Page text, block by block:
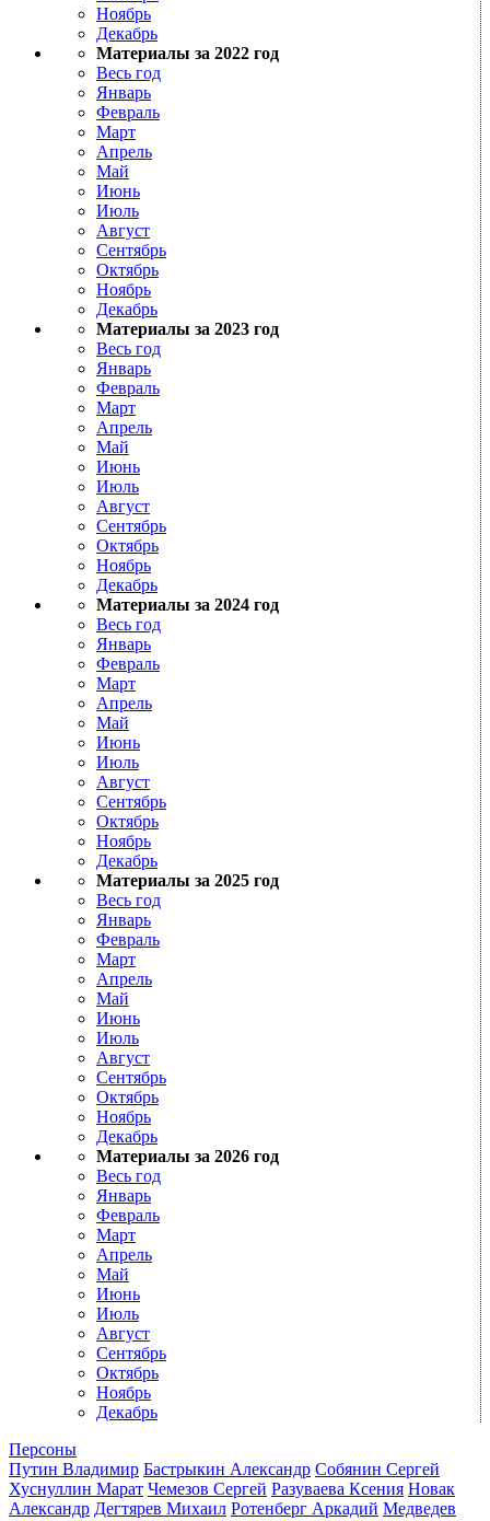
Ноябрь
Декабрь
Материалы за 2022 год
Весь год
Январь
Февраль
Март
Апрель
Май
Июнь
Июль
Август
Сентябрь
Октябрь
Ноябрь
Декабрь
Материалы за 2023 год
Весь год
Январь
Февраль
Март
Апрель
Май
Июнь
Июль
Август
Сентябрь
Октябрь
Ноябрь
Декабрь
Материалы за 2024 год
Весь год
Январь
Февраль
Март
Апрель
Май
Июнь
Июль
Август
Сентябрь
Октябрь
Ноябрь
Декабрь
Материалы за 2025 год
Весь год
Январь
Февраль
Март
Апрель
Май
Июнь
Июль
Август
Сентябрь
Октябрь
Ноябрь
Декабрь
Материалы за 2026 год
Весь год
Январь
Февраль
Март
Апрель
Май
Июнь
Июль
Август
Сентябрь
Октябрь
Ноябрь
Декабрь
Персоны
Путин Владимир Бастрыкин Александр Собянин Сергей
Хуснуллин Марат Чемезов Сергей Разуваева Ксения Новак
Александр Дегтярев Михаил Ротенберг Аркадий Медведев